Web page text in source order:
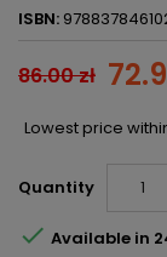
ISBN:
86.00 zł
Lowest price
Quantity
 Available in